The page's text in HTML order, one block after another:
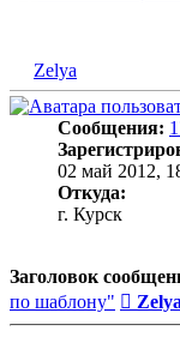
Zelya
Сообщения:
02 май 2012,
Откуда:
г. Курск
Заголовок
по шаблону"
Zelya